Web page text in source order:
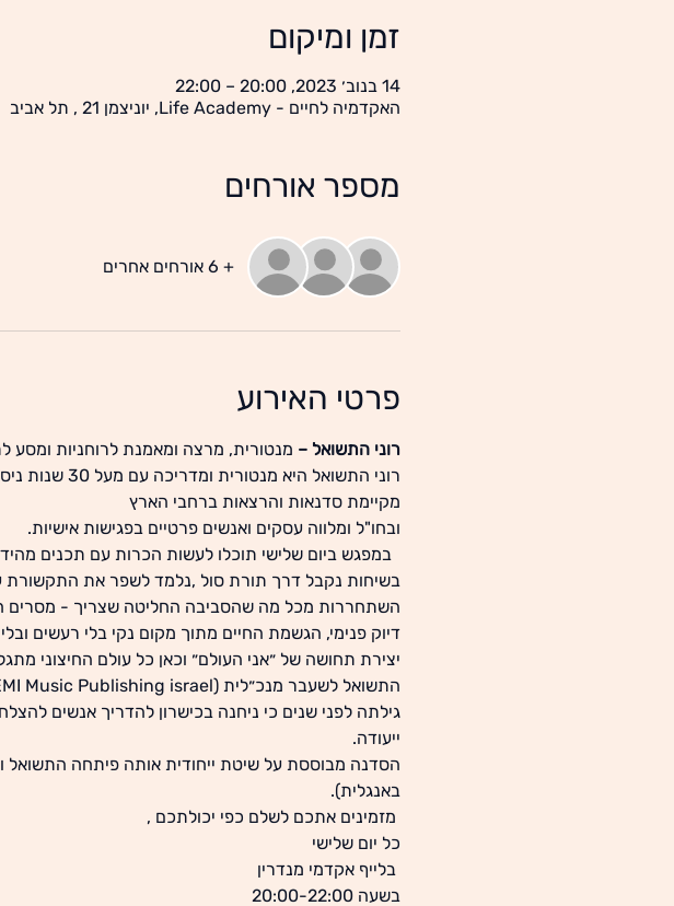
זמן ומיקום
14 בנוב׳ 2023, 20:00 – 22:00
האקדמיה לחיים - Life Academy, יוניצמן 21 , תל אביב
מספר אורחים
+ 6 אורחים אחרים
פרטי האירוע
רוני התשואל – מנטורית, מרצה ומאמנת לרוחניות ומסע
רוני התשואל
מקיימת סדנאות והרצאות ברחבי הארץ
ובחו"ל ומלווה עסקים ואנשים פרטיים בפגישות אישיות.
במפגש ביום שלישי תוכלו לעשות הכרות עם תכנים
בשיחות נקבל דרך תורת סול ,נלמד לשפר את התקשורת עם
השתחררות מכל מה שהסביבה החליטה שצריך - מסרים
דיוק פנימי, הגשמת החיים מתוך מקום נקי בלי רעשים
יצירת תחושה של ״אני העולם״ וכאן כל עולם החיצוני
התשואל לשעבר מנכ״לית (EMI Music Publishing israel ו - Helicon Songs. )
גילתה לפני שנים כי ניחנה בכישרון להדריך אנשים
ייעודה.
הסדנה מבוססת על שיטת ייחודית אותה פיתחה
באנגלית).
מזמינים אתכם לשלם כפי יכולתכם ,
כל יום שלישי
בלייף אקדמי מנדרין
בשעה 20:00-22:00